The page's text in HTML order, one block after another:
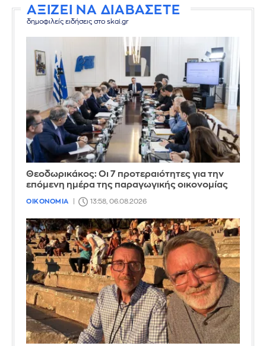
ΑΞΙΖΕΙ ΝΑ ΔΙΑΒΑΣΕΤΕ
δημοφιλείς ειδήσεις στο skai.gr
Θεοδωρικάκος: Οι 7 προτεραιότητες για την
επόμενη ημέρα της παραγωγικής οικονομίας
ΟΙΚΟΝΟΜΙΑ 13:58, 06.08.2026